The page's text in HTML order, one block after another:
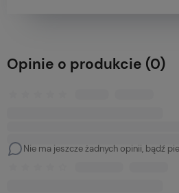
Opinie o produkcie (0)
Nie ma jeszcze żadnych opinii, bądź